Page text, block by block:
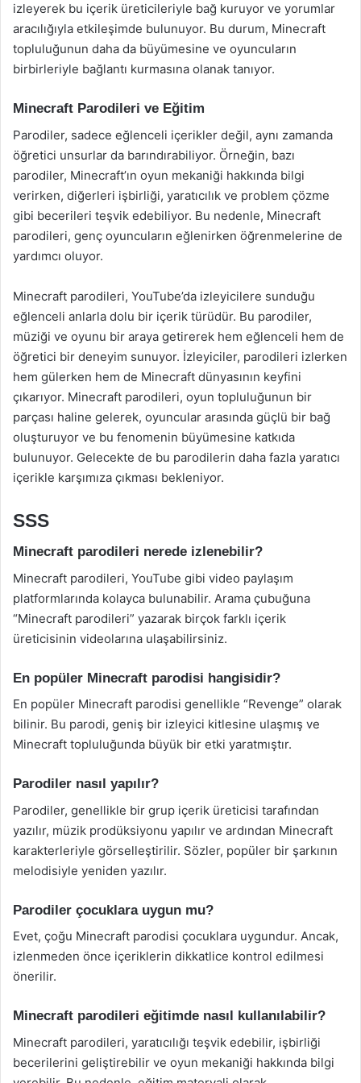
izleyerek bu içerik üreticileriyle bağ kuruyor ve yorumlar
aracılığıyla etkileşimde bulunuyor. Bu durum, Minecraft
topluluğunun daha da büyümesine ve oyuncuların
birbirleriyle bağlantı kurmasına olanak tanıyor.
Minecraft Parodileri ve Eğitim
Parodiler, sadece eğlenceli içerikler değil, aynı zamanda
öğretici unsurlar da barındırabiliyor. Örneğin, bazı
parodiler, Minecraft’ın oyun mekaniği hakkında bilgi
verirken, diğerleri işbirliği, yaratıcılık ve problem çözme
gibi becerileri teşvik edebiliyor. Bu nedenle, Minecraft
parodileri, genç oyuncuların eğlenirken öğrenmelerine de
yardımcı oluyor.
Minecraft parodileri, YouTube’da izleyicilere sunduğu
eğlenceli anlarla dolu bir içerik türüdür. Bu parodiler,
müziği ve oyunu bir araya getirerek hem eğlenceli hem de
öğretici bir deneyim sunuyor. İzleyiciler, parodileri izlerken
hem gülerken hem de Minecraft dünyasının keyfini
çıkarıyor. Minecraft parodileri, oyun topluluğunun bir
parçası haline gelerek, oyuncular arasında güçlü bir bağ
oluşturuyor ve bu fenomenin büyümesine katkıda
bulunuyor. Gelecekte de bu parodilerin daha fazla yaratıcı
içerikle karşımıza çıkması bekleniyor.
SSS
Minecraft parodileri nerede izlenebilir?
Minecraft parodileri, YouTube gibi video paylaşım
platformlarında kolayca bulunabilir. Arama çubuğuna
“Minecraft parodileri” yazarak birçok farklı içerik
üreticisinin videolarına ulaşabilirsiniz.
En popüler Minecraft parodisi hangisidir?
En popüler Minecraft parodisi genellikle “Revenge” olarak
bilinir. Bu parodi, geniş bir izleyici kitlesine ulaşmış ve
Minecraft topluluğunda büyük bir etki yaratmıştır.
Parodiler nasıl yapılır?
Parodiler, genellikle bir grup içerik üreticisi tarafından
yazılır, müzik prodüksiyonu yapılır ve ardından Minecraft
karakterleriyle görselleştirilir. Sözler, popüler bir şarkının
melodisiyle yeniden yazılır.
Parodiler çocuklara uygun mu?
Evet, çoğu Minecraft parodisi çocuklara uygundur. Ancak,
izlenmeden önce içeriklerin dikkatlice kontrol edilmesi
önerilir.
Minecraft parodileri eğitimde nasıl kullanılabilir?
Minecraft parodileri, yaratıcılığı teşvik edebilir, işbirliği
becerilerini geliştirebilir ve oyun mekaniği hakkında bilgi